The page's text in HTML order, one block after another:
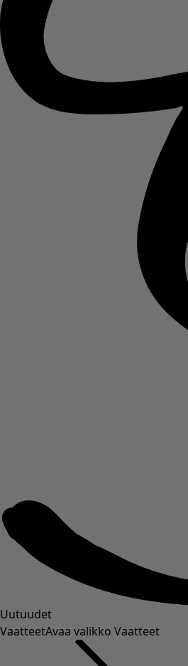
Uutuudet
VaatteetAvaa valikko Vaatteet